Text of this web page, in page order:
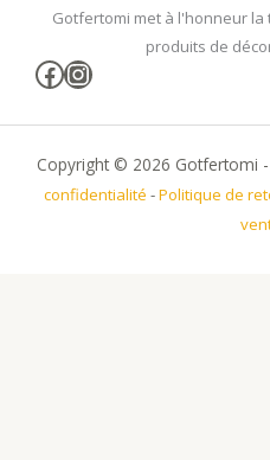
Gotfertomi met à l'honneur
produits de
Facebook
Instagram
Copyright © 2026 Gotfertomi -
confidentialité -Politique de